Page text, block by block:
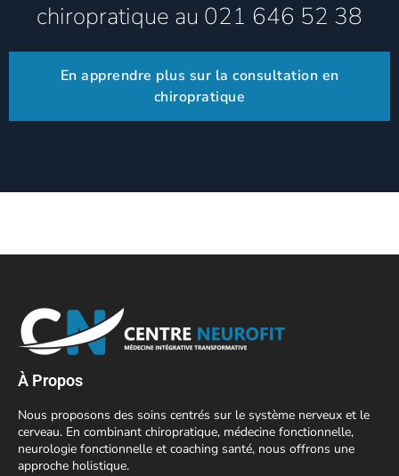
chiropratique au 021 646 52 38
En apprendre plus sur la consultation en
chiropratique
À Propos
Nous proposons des soins centrés sur le système nerveux et le
cerveau. En combinant chiropratique, médecine fonctionnelle,
neurologie fonctionnelle et coaching santé, nous offrons une
approche holistique.